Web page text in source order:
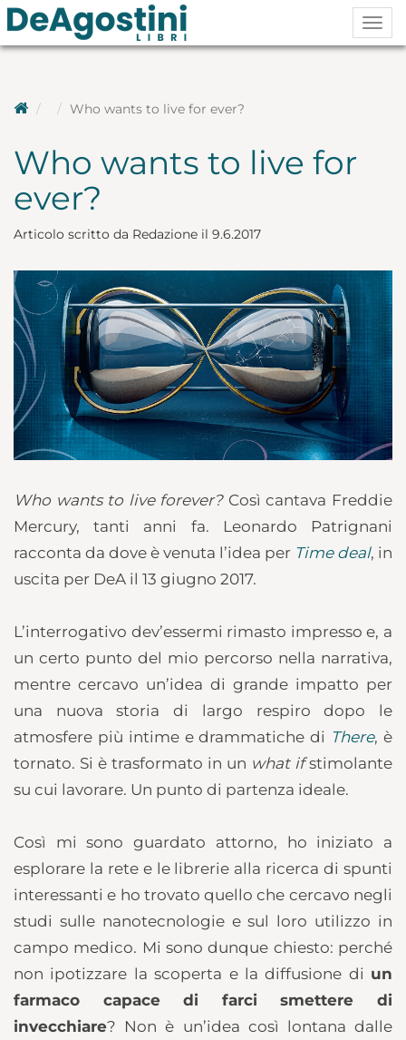
Who wants to live for ever?
Who wants to live for
ever?
Articolo scritto da Redazione il 9.6.2017
Who wants to live forever?Così cantava Freddie
Mercury, tanti anni fa. Leonardo Patrignani
racconta da dove è venuta l’idea per Time deal, in
uscita per DeA il 13 giugno 2017.
L’interrogativo dev’essermi rimasto impresso e, a
un certo punto del mio percorso nella narrativa,
mentre cercavo un’idea di grande impatto per
una nuova storia di largo respiro dopo le
atmosfere più intime e drammatiche di There, è
tornato. Si è trasformato in un what ifstimolante
su cui lavorare. Un punto di partenza ideale.
Così mi sono guardato attorno, ho iniziato a
esplorare la rete e le librerie alla ricerca di spunti
interessanti e ho trovato quello che cercavo negli
studi sulle nanotecnologie e sul loro utilizzo in
campo medico. Mi sono dunque chiesto: perché
non ipotizzare la scoperta e la diffusione di un
farmaco capace di farci smettere di
invecchiare? Non è un’idea così lontana dalle